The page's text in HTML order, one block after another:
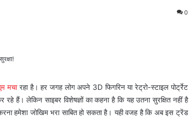
0
मचारहा है। हर जगह लोग अपने 3D फिगरिन या रेट्रो-स्टाइल पोर्ट्रेट
लेकिन साइबर विशेषज्ञों का कहना है कि यह उतना सुरक्षित नहीं है
हमेशा जोखिम भरा साबित हो सकता है। यही वजह है कि अब इस ट्रेंड